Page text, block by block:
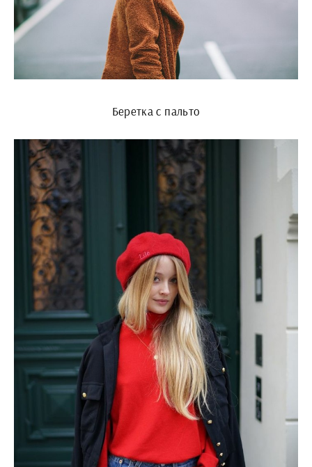
Беретка с пальто